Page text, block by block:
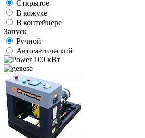
Открытое
В кожухе
В контейнере
Запуск
Ручной
Автоматический
100 кВт